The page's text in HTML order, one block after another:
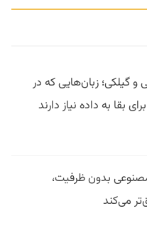
و گیلکی؛ زبان‌هایی که در
به داده نیاز دارند
بدون ظرفیت،
می‌کند